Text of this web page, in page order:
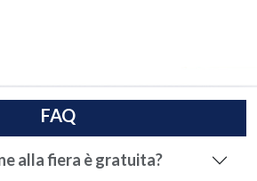
FAQ
alla fiera è gratuita?